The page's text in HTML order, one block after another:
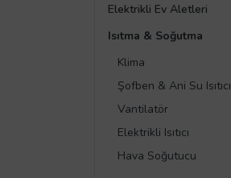
Elektrikli Ev Aletleri
Isıtma & Soğutma
Klima
Şofben & Ani Su Isıtıcı
Vantilatör
Elektrikli Isıtıcı
Hava Soğutucu